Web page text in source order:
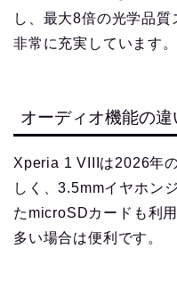
し、最大8倍の光学品
非常に充実しています。
オーディオ機能の違
Xperia 1 VIIIは2026年
しく、3.5mmイヤホン
たmicroSDカードも利
多い場合は便利です。